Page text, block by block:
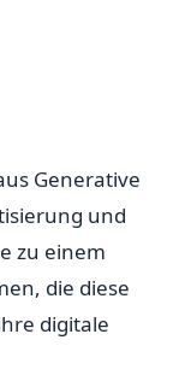
Generative
und
zu einem
die diese
digitale